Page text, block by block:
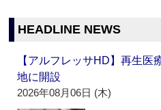
HEADLINE NEWS
【アルフレッサHD】再生医
地に開設
2026年08月06日 (木)